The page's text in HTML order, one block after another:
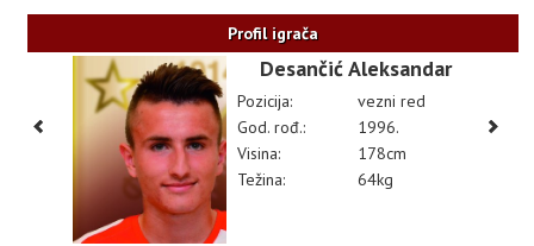
Profil igrača
Desančić Aleksandar
Pozicija:
vezni red
God. rođ.:
1996.
Visina:
178cm
Težina:
64kg